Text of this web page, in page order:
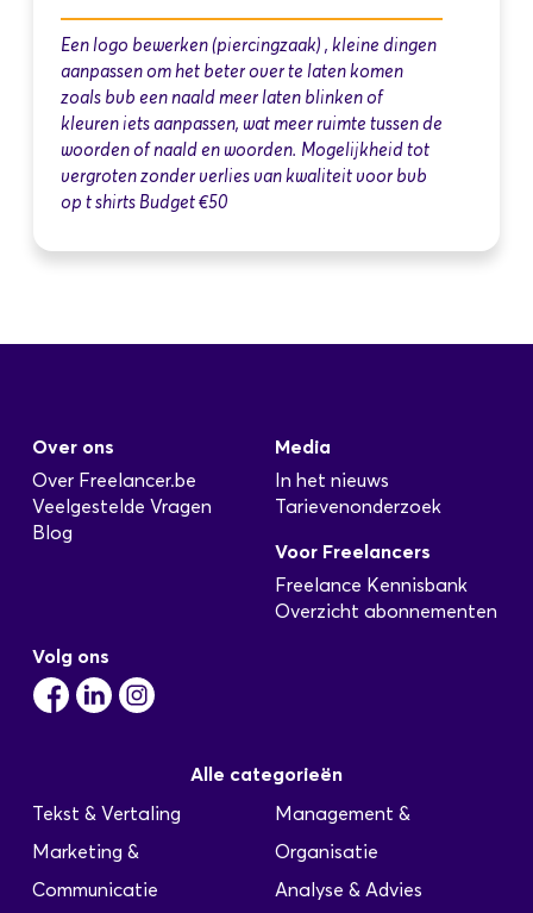
Een logo bewerken (piercingzaak) , kleine dingen
aanpassen om het beter over te laten komen
zoals bvb een naald meer laten blinken of
kleuren iets aanpassen, wat meer ruimte tussen de
woorden of naald en woorden. Mogelijkheid tot
vergroten zonder verlies van kwaliteit voor bvb
op t shirts Budget €50
Over ons
Over Freelancer.be
Veelgestelde Vragen
Blog
Media
In het nieuws
Tarievenonderzoek
Voor Freelancers
Freelance Kennisbank
Overzicht abonnementen
Volg ons
Alle categorieën
Tekst & Vertaling
Marketing &
Communicatie
Management &
Organisatie
Analyse & Advies